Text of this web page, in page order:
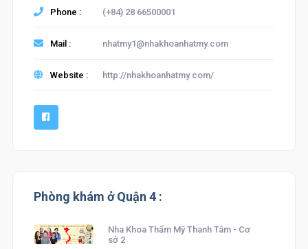
Phone : (+84) 28 66500001
Mail : nhatmy1@nhakhoanhatmy.com
Website : http://nhakhoanhatmy.com/
Phòng khám ở Quận 4 :
Nha Khoa Thẩm Mỹ Thanh Tâm - Cơ
sở 2